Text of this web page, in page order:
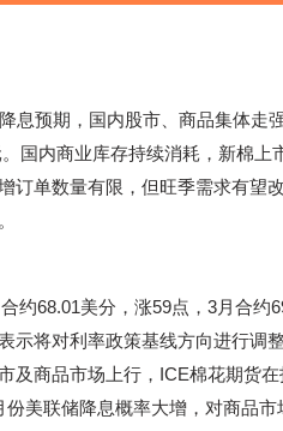
预期，国内股市、商品集体走
国内商业库存持续消耗，新棉
订单数量有限，但旺季需求有望
68.01美分，涨59点，3月合约
示将对利率政策基线方向进行调
及商品市场上行，ICE棉花期货
份美联储降息概率大增，对商品